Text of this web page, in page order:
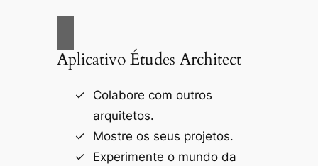
Aplicativo Études Architect
Colabore com outros
arquitetos.
Mostre os seus projetos.
Experimente o mundo da